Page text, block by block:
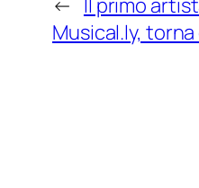
← Il primo
Musical.ly, torna